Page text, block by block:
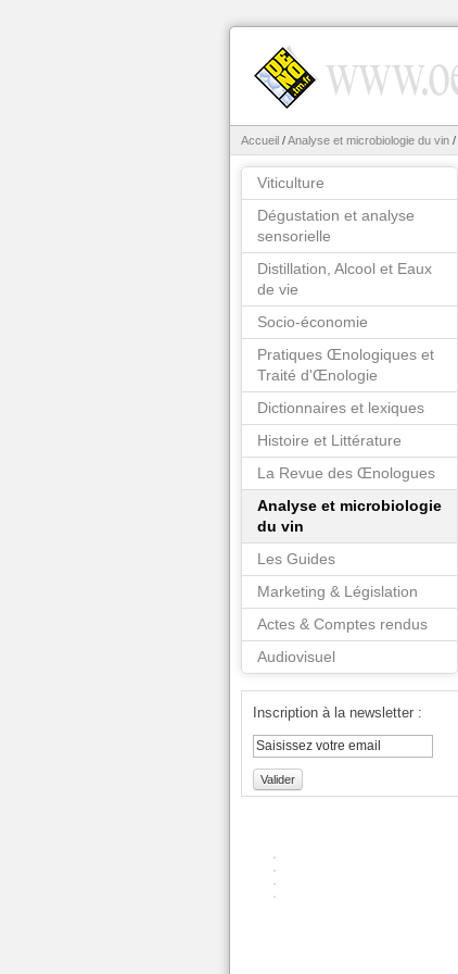
Accueil /Analyse et microbiologie du vin /
Viticulture
Dégustation et analyse
sensorielle
Distillation, Alcool et Eaux
de vie
Socio-économie
Pratiques Œnologiques et
Traité d'Œnologie
Dictionnaires et lexiques
Histoire et Littérature
La Revue des Œnologues
Analyse et microbiologie
du vin
Les Guides
Marketing & Législation
Actes & Comptes rendus
Audiovisuel
Inscription à la newsletter :
Valider